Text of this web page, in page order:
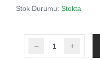
Stok Durumu: Stokta